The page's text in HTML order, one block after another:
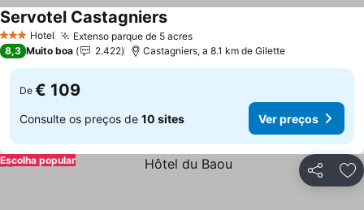
3 EstrelasHotel Extenso parque de 5 acresVer preços
Servotel CastagniersVer preços
8,3 Muito boa 2.422 Castagniers, a 8.1 km de Gilette
De € 109
Consulte os preços de 10 sites Ver preços
Partilhar
Escolha popular